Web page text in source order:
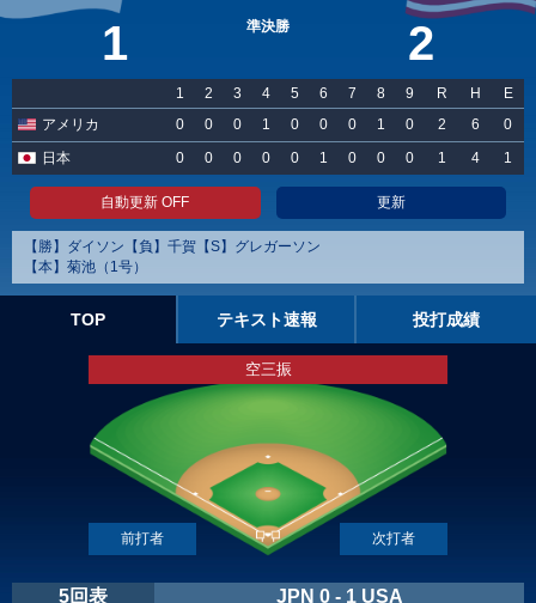
1 準決勝 2
1 2 3 4 5 6 7 8 9 R H
E
アメリカ
0 0 0 1 0 0 0 1 0 2 6
0
日本
0 0 0 0 0 1 0 0 0 1 4 1
自動更新 OFF 更新
【勝】ダイソン【負】千賀【S】グレガーソン
【本】菊池（1号）
TOP テキスト速報 投打成績